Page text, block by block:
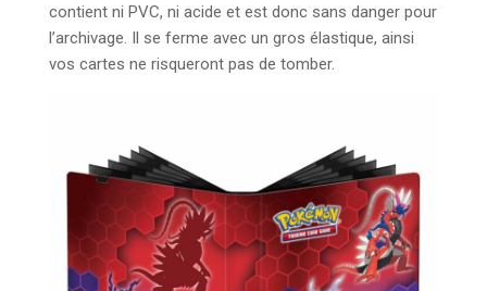
contient ni PVC, ni acide et est donc sans danger pour
l’archivage. Il se ferme avec un gros élastique, ainsi
vos cartes ne risqueront pas de tomber.